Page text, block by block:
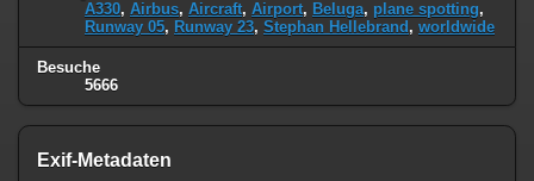
A330, Airbus, Aircraft, Airport, Beluga, plane spotting,
Runway 05, Runway 23, Stephan Hellebrand , worldwide
Besuche
5666
Exif-Metadaten